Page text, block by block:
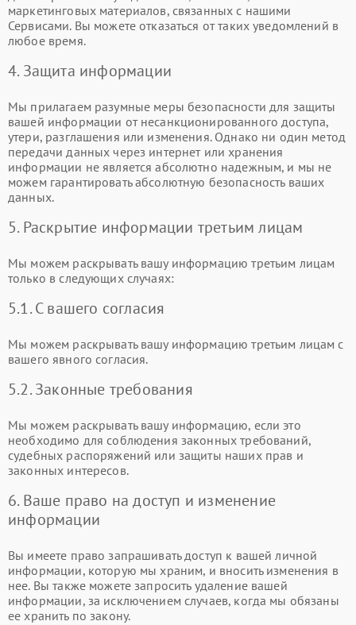
маркетинговых материалов, связанных с нашими
Сервисами. Вы можете отказаться от таких уведомлений в
любое время.
4. Защита информации
Мы прилагаем разумные меры безопасности для защиты
вашей информации от несанкционированного доступа,
утери, разглашения или изменения. Однако ни один метод
передачи данных через интернет или хранения
информации не является абсолютно надежным, и мы не
можем гарантировать абсолютную безопасность ваших
данных.
5. Раскрытие информации третьим лицам
Мы можем раскрывать вашу информацию третьим лицам
только в следующих случаях:
5.1. С вашего согласия
Мы можем раскрывать вашу информацию третьим лицам с
вашего явного согласия.
5.2. Законные требования
Мы можем раскрывать вашу информацию, если это
необходимо для соблюдения законных требований,
судебных распоряжений или защиты наших прав и
законных интересов.
6. Ваше право на доступ и изменение
информации
Вы имеете право запрашивать доступ к вашей личной
информации, которую мы храним, и вносить изменения в
нее. Вы также можете запросить удаление вашей
информации, за исключением случаев, когда мы обязаны
ее хранить по закону.